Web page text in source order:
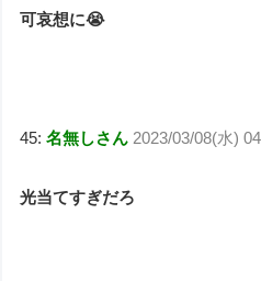
可哀想に😭
45:名無しさん 2023/03/08(水)
光当てすぎだろ